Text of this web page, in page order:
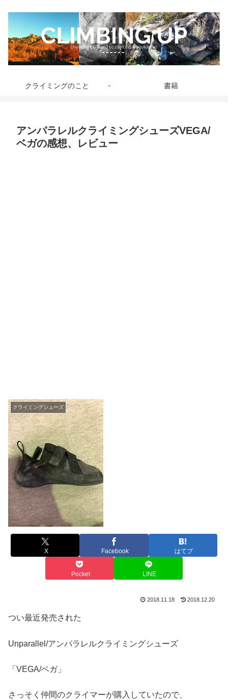
クライミングのこと 書籍
アンパラレルクライミングシューズVEGA/
ベガの感想、レビュー
クライミングシューズ
X Facebook はてブ
Pocket LINE
2018.11.18 2018.12.20
つい最近発売された
Unparallel/アンパラレルクライミングシューズ
「VEGA/ベガ」
さっそく仲間のクライマーが購入していたので、